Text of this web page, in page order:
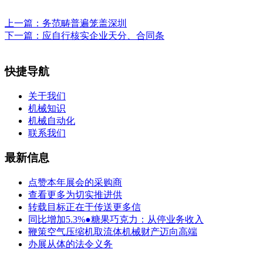
上一篇： 务范畴普遍笼盖深圳
下一篇： 应自行核实企业天分、合同条
快捷导航
关于我们
机械知识
机械自动化
联系我们
最新信息
点赞本年展会的采购商
查看更多为切实推进供
转载目标正在于传送更多信
同比增加5.3%●糖果巧克力：从停业务收入
鞭策空气压缩机取流体机械财产迈向高端
办展从体的法令义务